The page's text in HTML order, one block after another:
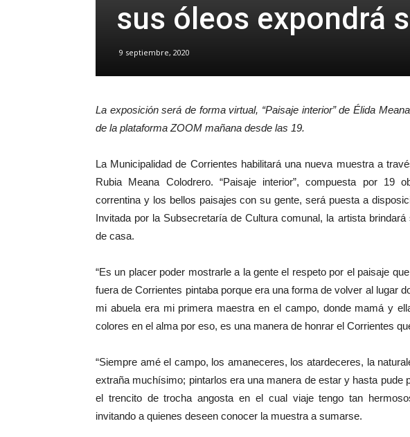
sus óleos expondrá
9 septiembre, 2020
La exposición será de forma virtual, “Paisaje interior” de Élida
de la plataforma ZOOM mañana desde las 19.
La Municipalidad de Corrientes habilitará una nueva muestra a
Rubia Meana Colodrero. “Paisaje interior”, compuesta por 19
correntina y los bellos paisajes con su gente, será puesta a
Invitada por la Subsecretaría de Cultura comunal, la artista
de casa.
“Es un placer poder mostrarle a la gente el respeto por el paisaje
fuera de Corrientes pintaba porque era una forma de volver al lugar
mi abuela era mi primera maestra en el campo, donde mamá y
colores en el alma por eso, es una manera de honrar el Corrientes
“Siempre amé el campo, los amaneceres, los atardeceres, la
extraña muchísimo; pintarlos era una manera de estar y hasta pude
el trencito de trocha angosta en el cual viaje tengo tan
invitando a quienes deseen conocer la muestra a sumarse.